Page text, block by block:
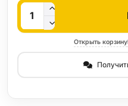
Кол-во
Открыть корзину